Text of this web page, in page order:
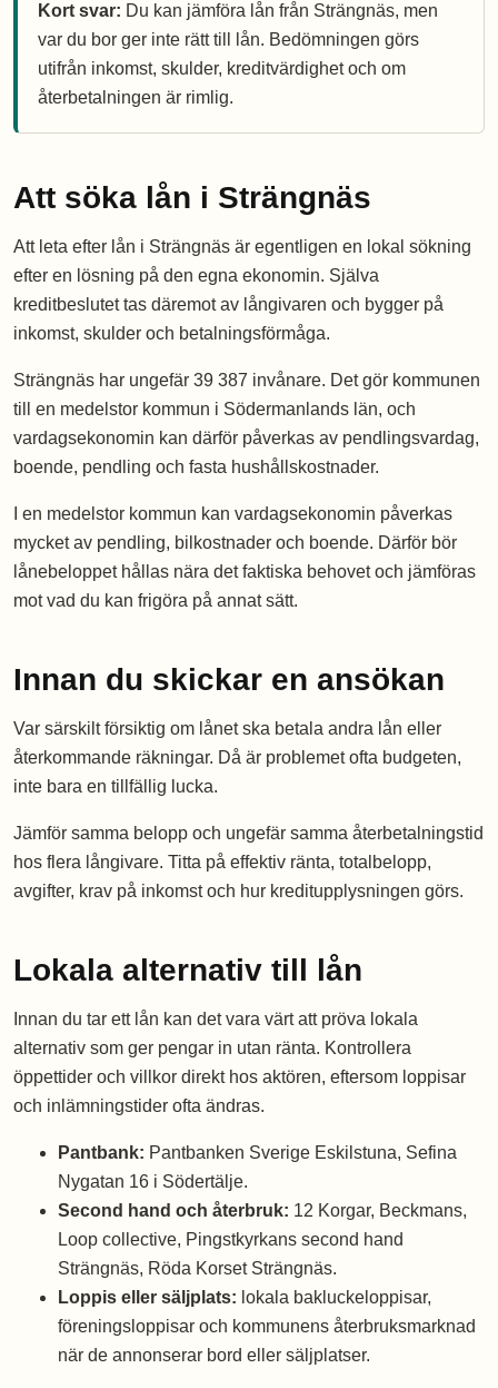
Kort svar: Du kan jämföra lån från Strängnäs, men
var du bor ger inte rätt till lån. Bedömningen görs
utifrån inkomst, skulder, kreditvärdighet och om
återbetalningen är rimlig.
Att söka lån i Strängnäs
Att leta efter lån i Strängnäs är egentligen en lokal sökning
efter en lösning på den egna ekonomin. Själva
kreditbeslutet tas däremot av långivaren och bygger på
inkomst, skulder och betalningsförmåga.
Strängnäs har ungefär 39 387 invånare. Det gör kommunen
till en medelstor kommun i Södermanlands län, och
vardagsekonomin kan därför påverkas av pendlingsvardag,
boende, pendling och fasta hushållskostnader.
I en medelstor kommun kan vardagsekonomin påverkas
mycket av pendling, bilkostnader och boende. Därför bör
lånebeloppet hållas nära det faktiska behovet och jämföras
mot vad du kan frigöra på annat sätt.
Innan du skickar en ansökan
Var särskilt försiktig om lånet ska betala andra lån eller
återkommande räkningar. Då är problemet ofta budgeten,
inte bara en tillfällig lucka.
Jämför samma belopp och ungefär samma återbetalningstid
hos flera långivare. Titta på effektiv ränta, totalbelopp,
avgifter, krav på inkomst och hur kreditupplysningen görs.
Lokala alternativ till lån
Innan du tar ett lån kan det vara värt att pröva lokala
alternativ som ger pengar in utan ränta. Kontrollera
öppettider och villkor direkt hos aktören, eftersom loppisar
och inlämningstider ofta ändras.
Pantbank: Pantbanken Sverige Eskilstuna, Sefina
Nygatan 16 i Södertälje.
Second hand och återbruk: 12 Korgar, Beckmans,
Loop collective, Pingstkyrkans second hand
Strängnäs, Röda Korset Strängnäs.
Loppis eller säljplats: lokala bakluckeloppisar,
föreningsloppisar och kommunens återbruksmarknad
när de annonserar bord eller säljplatser.